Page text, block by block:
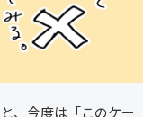
、今度は「このケー